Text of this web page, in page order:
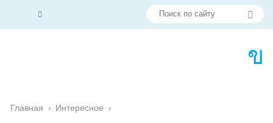
Главная › Интересное ›